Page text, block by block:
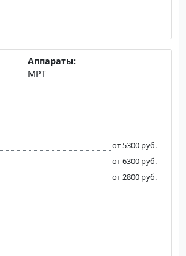
Аппараты:
МРТ
от 5300 руб.
от 6300 руб.
от 2800 руб.